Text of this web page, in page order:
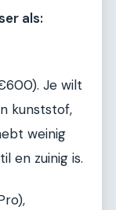
als:
Je wilt
kunststof,
weinig
en zuinig is.